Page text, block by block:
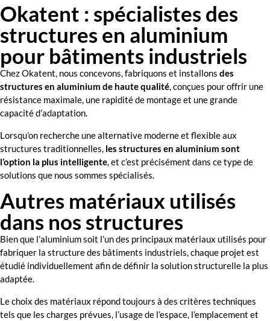
Okatent : spécialistes des
structures en aluminium
pour bâtiments industriels
Chez Okatent, nous concevons, fabriquons et installons des
structures en aluminium de haute qualité, conçues pour offrir une
résistance maximale, une rapidité de montage et une grande
capacité d’adaptation.
Lorsqu’on recherche une alternative moderne et flexible aux
structures traditionnelles, les structures en aluminium sont
l’option la plus intelligente, et c’est précisément dans ce type de
solutions que nous sommes spécialisés.
Autres matériaux utilisés
dans nos structures
Bien que l’aluminium soit l’un des principaux matériaux utilisés pour
fabriquer la structure des bâtiments industriels, chaque projet est
étudié individuellement afin de définir la solution structurelle la plus
adaptée.
Le choix des matériaux répond toujours à des critères techniques
tels que les charges prévues, l’usage de l’espace, l’emplacement et